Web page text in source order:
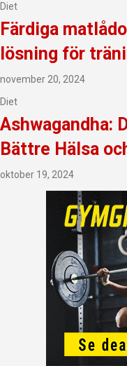
Diet
Färdiga
lösning för
november 20, 2024
Diet
Ashwagandha:
Bättre Hälsa
oktober 19, 2024